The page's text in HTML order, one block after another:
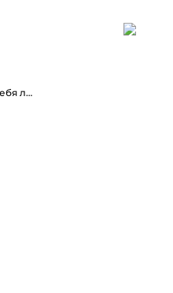
Подарочный набор из 4 продуктов- Я тебя люблю очень сильно.